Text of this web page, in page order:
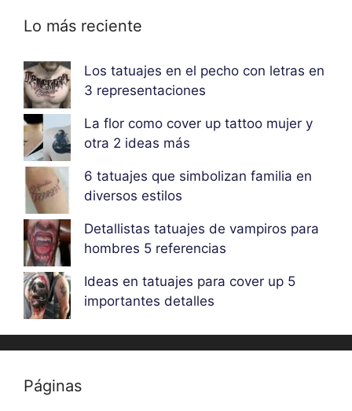
Lo más reciente
Los tatuajes en el pecho con letras en
3 representaciones
La flor como cover up tattoo mujer y
otra 2 ideas más
6 tatuajes que simbolizan familia en
diversos estilos
Detallistas tatuajes de vampiros para
hombres 5 referencias
Ideas en tatuajes para cover up 5
importantes detalles
Páginas